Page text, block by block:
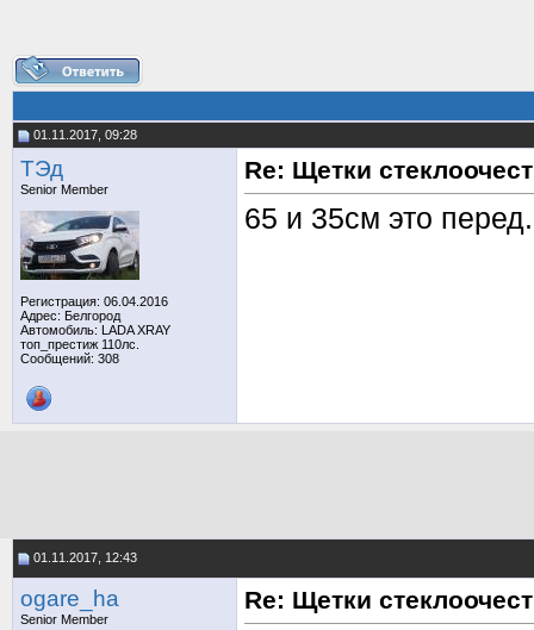
01.11.2017, 09:28
TЭд
Senior Member
Регистрация: 06.04.2016
Адрес: Белгород
Автомобиль: LADA XRAY
топ_престиж 110лс.
Сообщений: 308
Re: Щетки
65 и 35см это перед.
01.11.2017, 12:43
ogare_ha
Senior Member
Re: Щетки